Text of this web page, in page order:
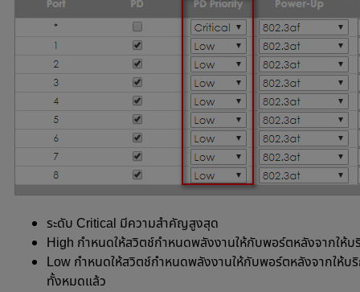
ระดับ Critical มีความสำคัญสูงสุด
High กำหนดให้สวิตช์กำหนดพลังงานให้กับพอร์ตหลังจากใ
Low กำหนดให้สวิตช์กำหนดพลังงานให้กับพอร์ตหลังจากให้
ทั้งหมดแล้ว